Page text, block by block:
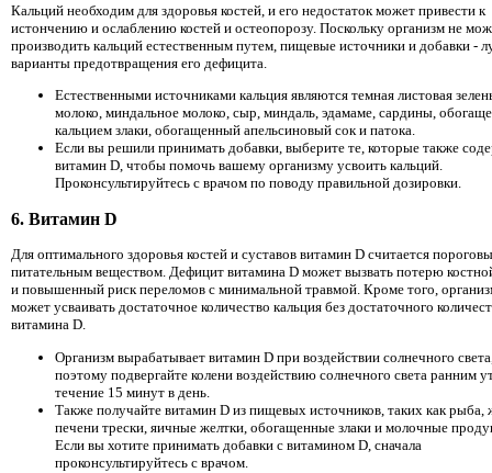
Кальций необходим для здоровья костей, и его недостаток может привести к
истончению и ослаблению костей и остеопорозу. Поскольку организм не
производить кальций естественным путем, пищевые источники и добавки -
варианты предотвращения его дефицита.
Естественными источниками кальция являются темная листовая
молоко, миндальное молоко, сыр, миндаль, эдамаме, сардины,
кальцием злаки, обогащенный апельсиновый сок и патока.
Если вы решили принимать добавки, выберите те, которые также
витамин D, чтобы помочь вашему организму усвоить кальций.
Проконсультируйтесь с врачом по поводу правильной дозировки.
6. Витамин D
Для оптимального здоровья костей и суставов витамин D считается
питательным веществом. Дефицит витамина D может вызвать потерю
и повышенный риск переломов с минимальной травмой. Кроме того,
может усваивать достаточное количество кальция без достаточного
витамина D.
Организм вырабатывает витамин D при воздействии солнечного
поэтому подвергайте колени воздействию солнечного света ранним
течение 15 минут в день.
Также получайте витамин D из пищевых источников, таких как рыба,
печени трески, яичные желтки, обогащенные злаки и молочные
Если вы хотите принимать добавки с витамином D, сначала
проконсультируйтесь с врачом.